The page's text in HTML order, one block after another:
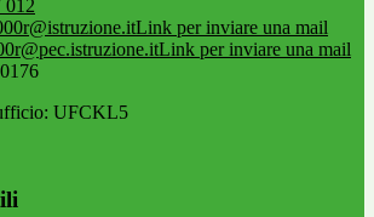
012
Link per inviare una mail
Link per inviare una mail
UFCKL5